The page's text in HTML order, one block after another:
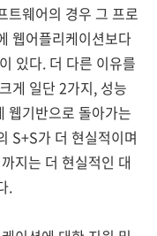
트웨어의 경우 그 프로
웹어플리케이션보다
있다. 더 다른 이유를
게 일단 2가지, 성능
웹기반으로 돌아가는
S+S가 더 현실적이며
지는 더 현실적인 대
.